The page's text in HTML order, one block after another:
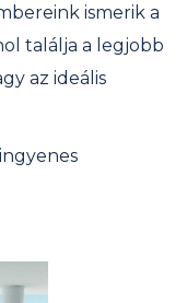
ismerik a
találja a legjobb
az ideális